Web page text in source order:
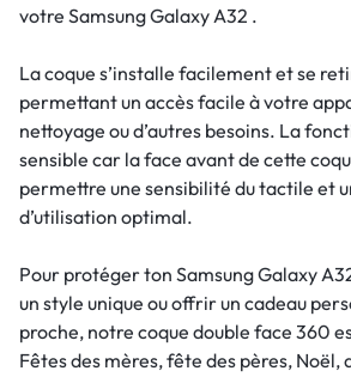
votre Samsung Galaxy A32 .
La coque s’installe facilement et se
permettant un accès facile à votre
nettoyage ou d’autres besoins. La
sensible car la face avant de cette
permettre une sensibilité du tactile et
d’utilisation optimal.
Pour protéger ton Samsung Galaxy
un style unique ou offrir un cadeau
proche, notre coque double face 360
Fêtes des mères, fête des pères, Noël,